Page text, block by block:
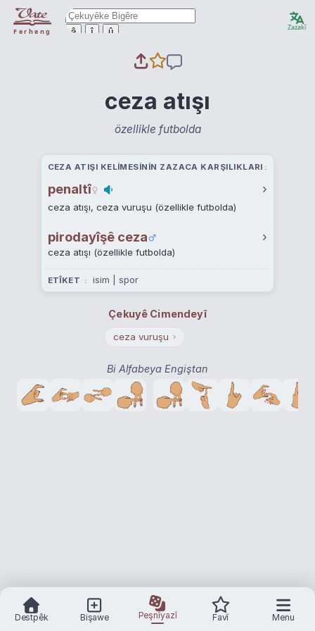
Ferheng ê î û Zazakî
ceza atışı
özellikle futbolda
CEZA ATIŞI KELIMESININ ZAZACA KARŞILIKLARI
penaltî ›
ceza atışı, ceza vuruşu (özellikle futbolda)
pirodayîşê ceza ›
ceza atışı (özellikle futbolda)
ETÎKET isim | spor
Çekuyê Cimendeyî
ceza vuruşu ›
Bi Alfabeya Engiştan
Destpêk Bişawe Peşnîyazî Favî Menu